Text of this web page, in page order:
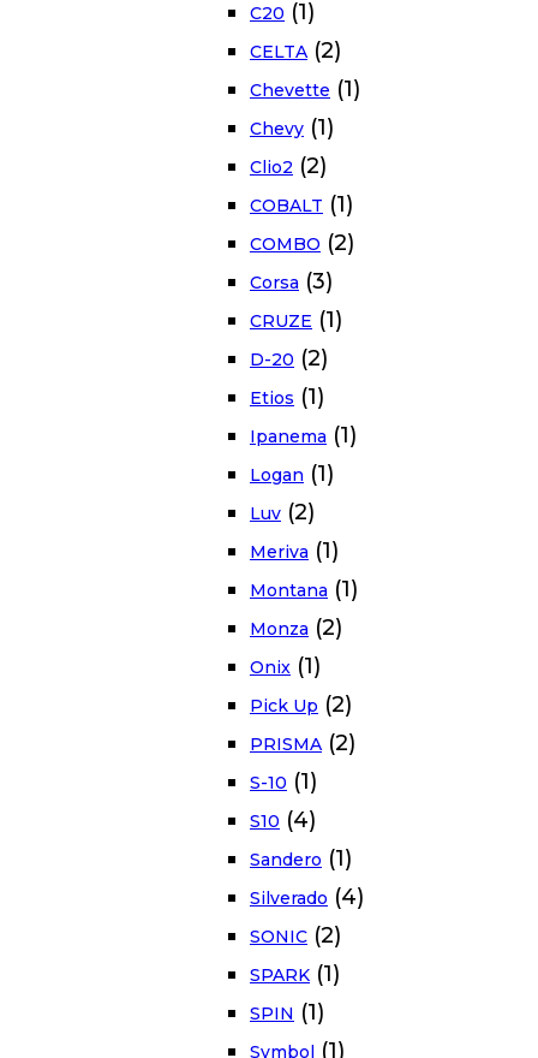
C20 (1)
CELTA (2)
Chevette (1)
Chevy (1)
Clio2 (2)
COBALT (1)
COMBO (2)
Corsa (3)
CRUZE (1)
D-20 (2)
Etios (1)
Ipanema (1)
Logan (1)
Luv (2)
Meriva (1)
Montana (1)
Monza (2)
Onix (1)
Pick Up (2)
PRISMA (2)
S-10 (1)
S10 (4)
Sandero (1)
Silverado (4)
SONIC (2)
SPARK (1)
SPIN (1)
Symbol (1)